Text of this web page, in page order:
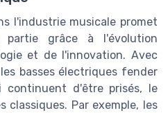
l'industrie musicale promet
partie grâce à l'évolution
et de l'innovation. Avec
basses électriques fender
continuent d'être prisés, le
classiques. Par exemple, les